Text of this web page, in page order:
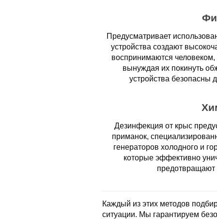
Предусматривает
устройства создают
воспринимаются
вынуждая их покинуть
устройства
Дезинфекция от крыс
приманок,
генераторов холодного и
которые эффективно
предотвращают
Каждый из этих методов
ситуации. Мы гарантируем